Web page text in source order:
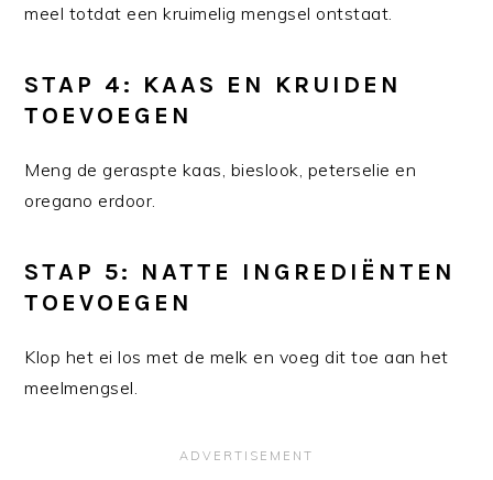
meel totdat een kruimelig mengsel ontstaat.
STAP 4: KAAS EN KRUIDEN
TOEVOEGEN
Meng de geraspte kaas, bieslook, peterselie en
oregano erdoor.
STAP 5: NATTE INGREDIËNTEN
TOEVOEGEN
Klop het ei los met de melk en voeg dit toe aan het
meelmengsel.